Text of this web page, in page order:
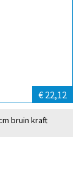
€ 22,12
bruin kraft